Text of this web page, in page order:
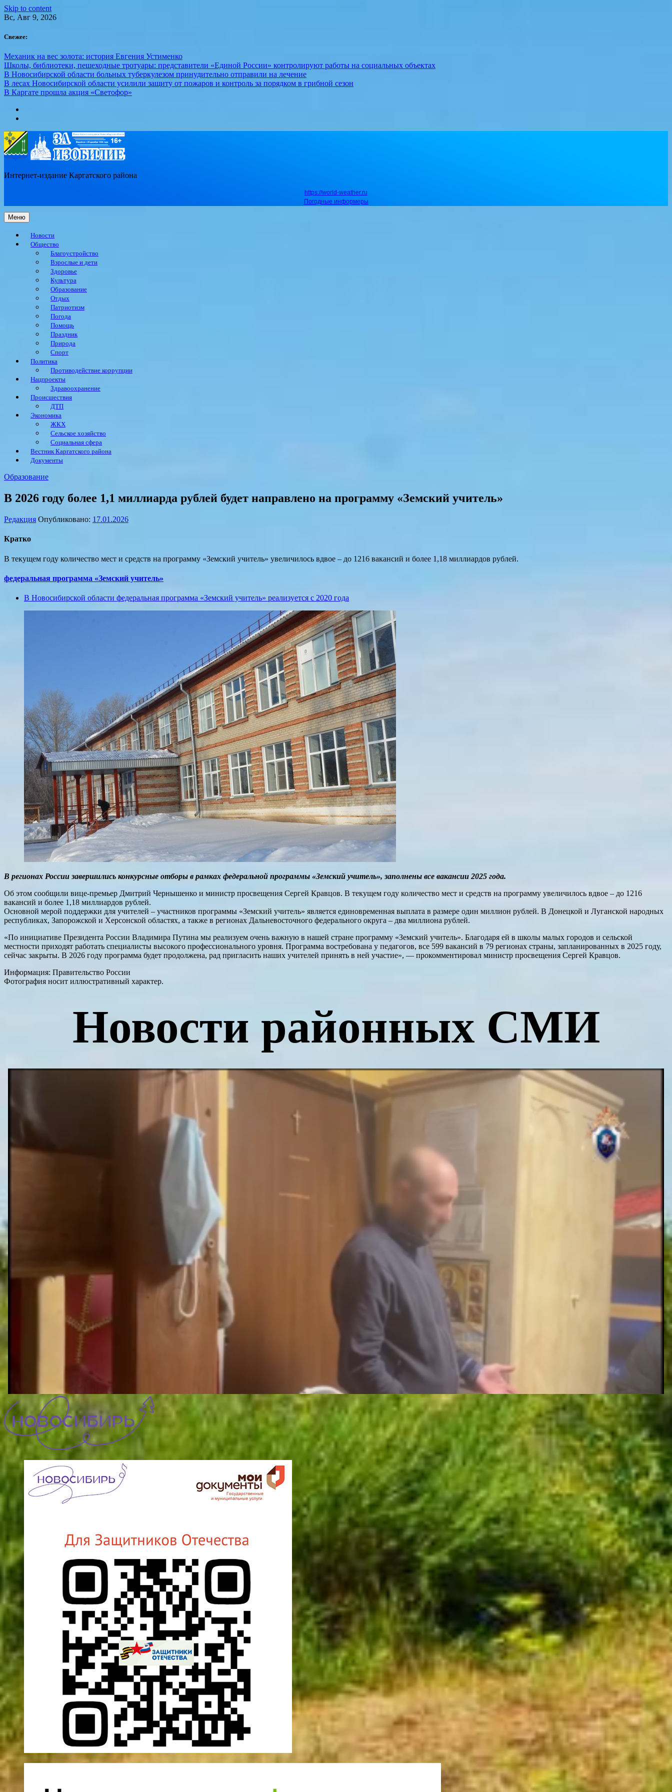
Skip to content
Вс, Авг 9, 2026
Свежее:
Механик на вес золота: история Евгения Устименко
Школы, библиотеки, пешеходные тротуары: представители «Единой России» контролируют работы на социальных объектах
В Новосибирской области больных туберкулезом принудительно отправили на лечение
В лесах Новосибирской области усилили защиту от пожаров и контроль за порядком в грибной сезон
В Каргате прошла акция «Светофор»
Интернет-издание Каргатского района
https://world-weather.ru
Погодные информеры
Меню
Новости
Общество
Благоустройство
Взрослые и дети
Здоровье
Культура
Образование
Отдых
Патриотизм
Погода
Помощь
Праздник
Природа
Спорт
Политика
Противодействие коррупции
Нацпроекты
Здравоохранение
Происшествия
ДТП
Экономика
ЖКХ
Сельское хозяйство
Социальная сфера
Вестник Каргатского района
Документы
Образование
В 2026 году более 1,1 миллиарда рублей будет направлено на программу «Земский учитель»
Редакция Опубликовано: 17.01.2026
Кратко
В текущем году количество мест и средств на программу «Земский учитель» увеличилось вдвое – до 1216 вакансий и более 1,18 миллиардов рублей.
федеральная программа «Земский учитель»
В Новосибирской области федеральная программа «Земский учитель» реализуется с 2020 года
В регионах России завершились конкурсные отборы в рамках федеральной программы «Земский учитель», заполнены все вакансии 2025 года.
Об этом сообщили вице-премьер Дмитрий Чернышенко и министр просвещения Сергей Кравцов. В текущем году количество мест и средств на программу увеличилось вдвое – до 1216
вакансий и более 1,18 миллиардов рублей.
Основной мерой поддержки для учителей – участников программы «Земский учитель» является единовременная выплата в размере один миллион рублей. В Донецкой и Луганской народных
республиках, Запорожской и Херсонской областях, а также в регионах Дальневосточного федерального округа – два миллиона рублей.
«По инициативе Президента России Владимира Путина мы реализуем очень важную в нашей стране программу «Земский учитель». Благодаря ей в школы малых городов и сельской
местности приходят работать специалисты высокого профессионального уровня. Программа востребована у педагогов, все 599 вакансий в 79 регионах страны, запланированных в 2025 году,
сейчас закрыты. В 2026 году программа будет продолжена, рад пригласить наших учителей принять в ней участие», — прокомментировал министр просвещения Сергей Кравцов.
Информация: Правительство России
Фотография носит иллюстративный характер.